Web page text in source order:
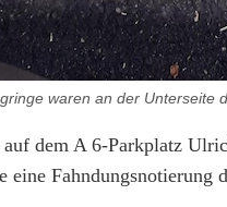
waren an der Unterseite
dem A 6-Parkplatz
eine Fahndungsnotierung